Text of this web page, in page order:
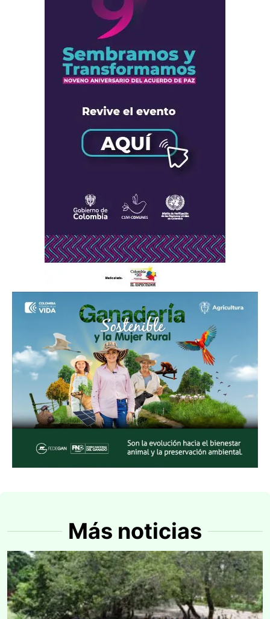
Más noticias